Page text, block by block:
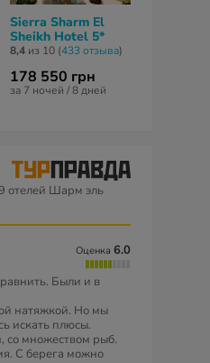
Sierra Sharm El
Sheikh Hotel 5*
8,4 из 10 (433 отзывa)
178 550 грн
за 7 ночей / 8 дней
отелей Шарм эль
Оценка
6.0
Были и в
натяжкой. Но мы
искать плюсы.
множеством рыб.
С берега можно